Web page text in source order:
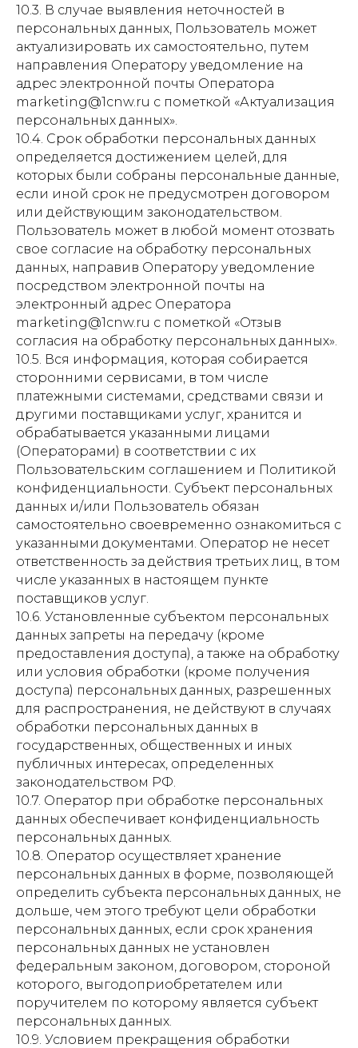
10.3. В случае выявления неточностей в
персональных данных, Пользователь может
актуализировать их самостоятельно, путем
направления Оператору уведомление на
адрес электронной почты Оператора
marketing@1cnw.ru с пометкой «Актуализация
персональных данных».
10.4. Срок обработки персональных данных
определяется достижением целей, для
которых были собраны персональные данные,
если иной срок не предусмотрен договором
или действующим законодательством.
Пользователь может в любой момент отозвать
свое согласие на обработку персональных
данных, направив Оператору уведомление
посредством электронной почты на
электронный адрес Оператора
marketing@1cnw.ru с пометкой «Отзыв
согласия на обработку персональных данных».
10.5. Вся информация, которая собирается
сторонними сервисами, в том числе
платежными системами, средствами связи и
другими поставщиками услуг, хранится и
обрабатывается указанными лицами
(Операторами) в соответствии с их
Пользовательским соглашением и Политикой
конфиденциальности. Субъект персональных
данных и/или Пользователь обязан
самостоятельно своевременно ознакомиться с
указанными документами. Оператор не несет
ответственность за действия третьих лиц, в том
числе указанных в настоящем пункте
поставщиков услуг.
10.6. Установленные субъектом персональных
данных запреты на передачу (кроме
предоставления доступа), а также на обработку
или условия обработки (кроме получения
доступа) персональных данных, разрешенных
для распространения, не действуют в случаях
обработки персональных данных в
государственных, общественных и иных
публичных интересах, определенных
законодательством РФ.
10.7. Оператор при обработке персональных
данных обеспечивает конфиденциальность
персональных данных.
10.8. Оператор осуществляет хранение
персональных данных в форме, позволяющей
определить субъекта персональных данных, не
дольше, чем этого требуют цели обработки
персональных данных, если срок хранения
персональных данных не установлен
федеральным законом, договором, стороной
которого, выгодоприобретателем или
поручителем по которому является субъект
персональных данных.
10.9. Условием прекращения обработки